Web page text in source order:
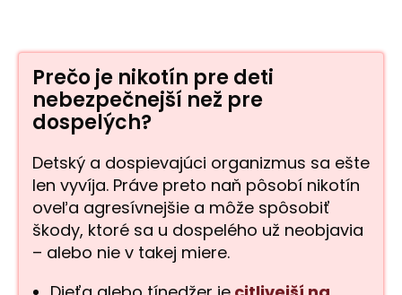
Prečo je nikotín pre deti
nebezpečnejší než pre
dospelých?
Detský a dospievajúci organizmus sa ešte
len vyvíja. Práve preto naň pôsobí nikotín
oveľa agresívnejšie a môže spôsobiť
škody, ktoré sa u dospelého už neobjavia
– alebo nie v takej miere.